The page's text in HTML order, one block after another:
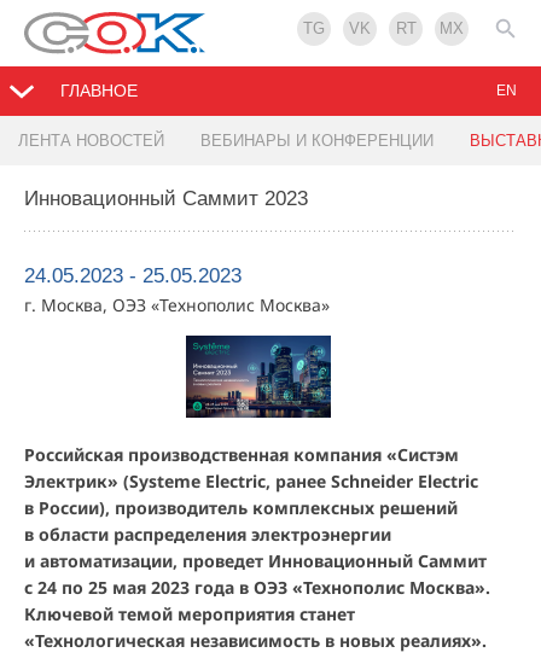
TG VK RT MX
ГЛАВНОЕ
ЛЕНТА НОВОСТЕЙ ВЕБИНАРЫ И КОНФЕРЕНЦИИ
EN
Инновационный Саммит 2023
24.05.2023 - 25.05.2023
г. Москва, ОЭЗ «Технополис Москва»
Российская производственная компания «Систэм
Электрик» (Systeme Electric, ранее Schneider Electric
в России), производитель комплексных решений
в области распределения электроэнергии
и автоматизации, проведет Инновационный Саммит
с 24 по 25 мая 2023 года в ОЭЗ «Технополис Москва».
Ключевой темой мероприятия станет
«Технологическая независимость в новых реалиях».